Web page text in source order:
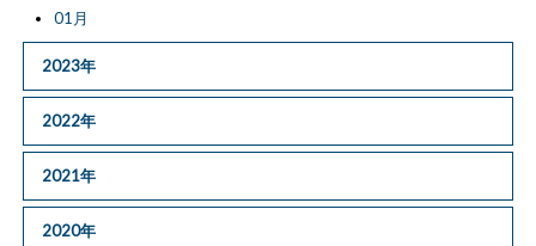
01月
2023年
2022年
2021年
2020年